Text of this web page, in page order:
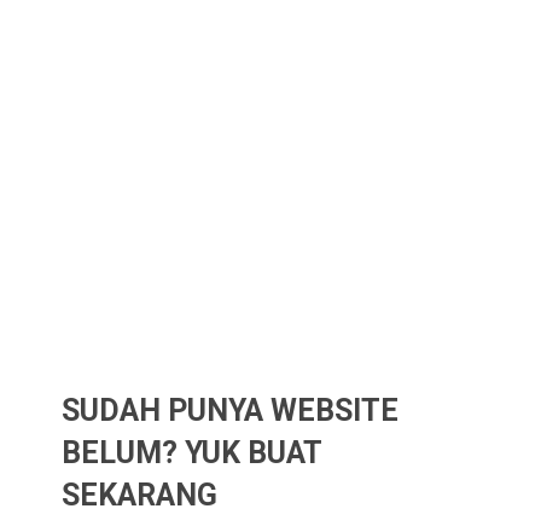
SUDAH PUNYA WEBSITE
BELUM? YUK BUAT
SEKARANG